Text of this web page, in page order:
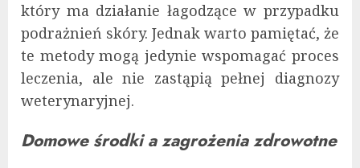
który ma działanie łagodzące w przypadku
podrażnień skóry. Jednak warto pamiętać, że
te metody mogą jedynie wspomagać proces
leczenia, ale nie zastąpią pełnej diagnozy
weterynaryjnej.
Domowe środki a zagrożenia zdrowotne